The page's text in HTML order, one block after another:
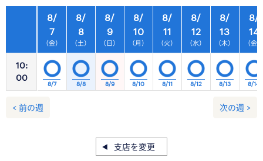
10:
00
8/
7
（金）
8/
8
（土）
8/
9
（日）
8/
10
（月）
8/
11
（火）
8/
12
（水）
8/
13
（木）
8/7 8/8 8/9 8/10 8/11 8/12 8/13
8/
14
（金）
8/14
< 前の週 次の週 >
支店を変更